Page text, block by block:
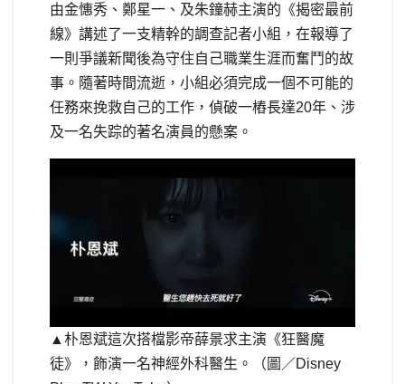
由金憓秀、鄭星一、及朱鐘赫主演的《揭密最前
線》講述了一支精幹的調查記者小組，在報導了
一則爭議新聞後為守住自己職業生涯而奮鬥的故
事。隨著時間流逝，小組必須完成一個不可能的
任務來挽救自己的工作，偵破一樁長達20年、涉
及一名失踪的著名演員的懸案。
▲朴恩斌這次搭檔影帝薛景求主演《狂醫魔
徒》，飾演一名神經外科醫生。（圖／Disney